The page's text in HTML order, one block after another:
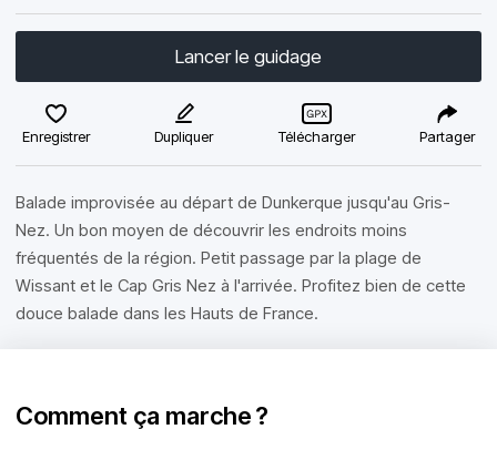
Lancer le guidage
Enregistrer Dupliquer Télécharger Partager
Balade improvisée au départ de Dunkerque jusqu'au Gris-
Nez. Un bon moyen de découvrir les endroits moins
fréquentés de la région. Petit passage par la plage de
Wissant et le Cap Gris Nez à l'arrivée. Profitez bien de cette
douce balade dans les Hauts de France.
Comment ça marche ?